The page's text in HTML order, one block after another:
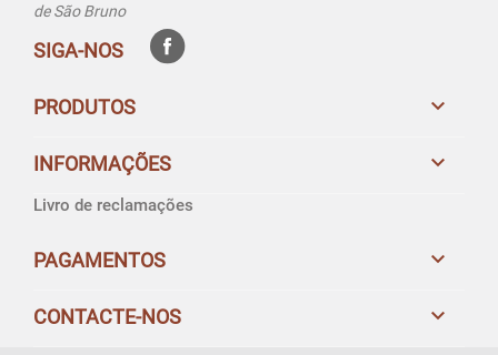
de São Bruno
SIGA-NOS
PRODUTOS 
INFORMAÇÕES 
Livro de reclamações
PAGAMENTOS 
CONTACTE-NOS 